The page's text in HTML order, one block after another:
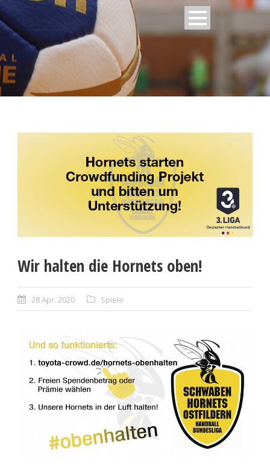
Wir halten die Hornets oben!
28 Apr. 2020 Spiele